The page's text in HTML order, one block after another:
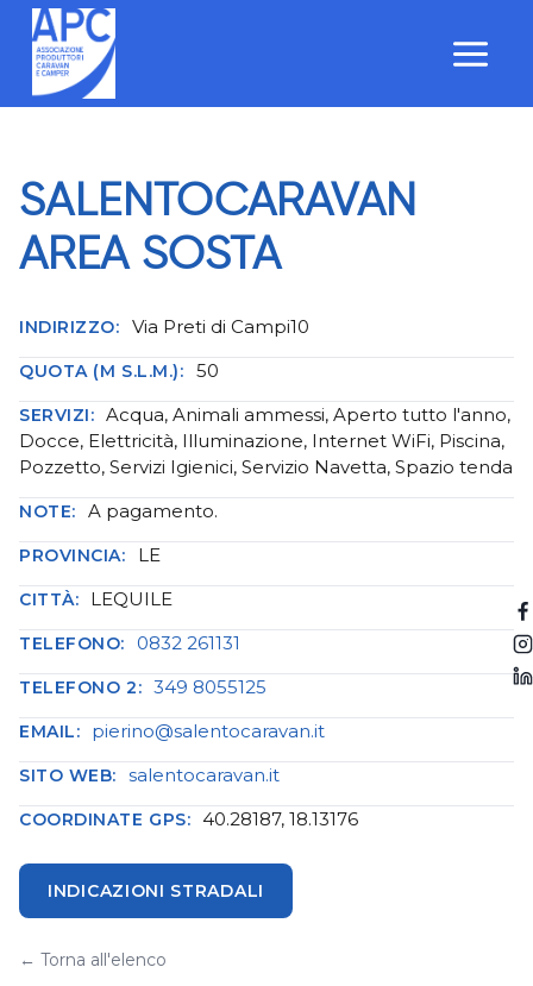
Salta
contenuto
SALENTOCARAVAN
AREA SOSTA
INDIRIZZO: Via Preti di Campi10
QUOTA (M S.L.M.): 50
SERVIZI: Acqua, Animali ammessi, Aperto tutto l'anno,
Docce, Elettricità, Illuminazione, Internet WiFi, Piscina,
Pozzetto, Servizi Igienici, Servizio Navetta, Spazio tenda
NOTE: A pagamento.
PROVINCIA: LE
CITTÀ: LEQUILE
TELEFONO: 0832 261131
TELEFONO 2: 349 8055125
EMAIL: pierino@salentocaravan.it
SITO WEB: salentocaravan.it
COORDINATE GPS: 40.28187, 18.13176
INDICAZIONI STRADALI
← Torna all'elenco